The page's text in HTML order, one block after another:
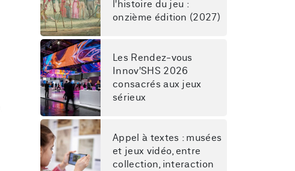
l'histoire du jeu :
onzième édition (2027)
Les Rendez-vous
Innov'SHS 2026
consacrés aux jeux
sérieux
Appel à textes : musées
et jeux vidéo, entre
collection, interaction